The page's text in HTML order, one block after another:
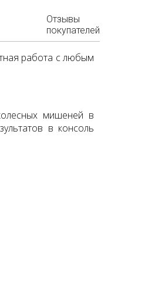
Отзывы
покупателей
работа с любым
мишеней в
в консоль